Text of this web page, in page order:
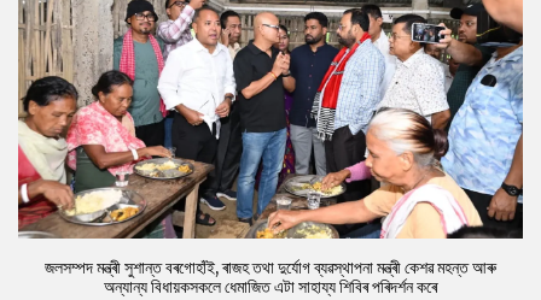
জলসম্পদ মন্ত্ৰী সুশান্ত বৰগোহাঁই, ৰাজহ তথা দুৰ্যোগ ব্যৱস্থাপনা মন্ত্ৰী কেশৱ মহন্ত আৰু
অন্যান্য বিধায়কসকলে ধেমাজিত এটা সাহায্য শিবিৰ পৰিদৰ্শন কৰে